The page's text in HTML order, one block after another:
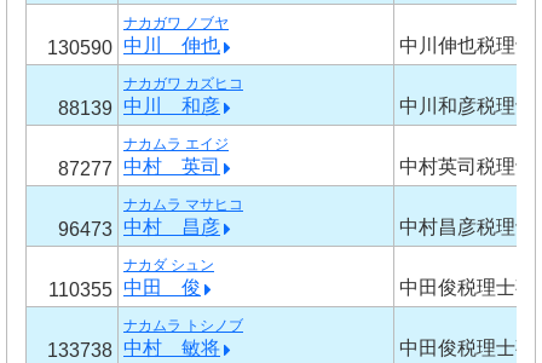
130590
ナカガワ ノブヤ
中川 伸也 中川伸也税理士
88139
ナカガワ カズヒコ
中川 和彦 中川和彦税理士
87277
ナカムラ エイジ
中村 英司 中村英司税理士
96473
ナカムラ マサヒコ
中村 昌彦 中村昌彦税理士
110355
ナカダ シュン
中田 俊 中田俊税理士事
133738
ナカムラ トシノブ
中村 敏将 中田俊税理士事